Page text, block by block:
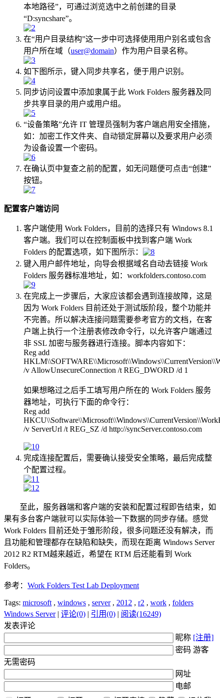
本地路径”，可通过浏览选中之前创建的目录
“D:syncshare”。
在“用户目录结构”这一步中可选择使用用户别名或包含
用户所在域（user@domain）作为用户目录名称。
如下图所示，键入同步共享名，便于用户识别。
同步访问设置中添加隶属于此 Work Folders 服务器及同
步共享目录的用户或用户组。
“设备策略”允许 IT 管理员强制为客户端启用安全措施，
如：加密工作文件夹、自动锁定屏幕以及要求用户必须
为设备设置一个密码。
在确认页中复查之前的配置，如无问题便可点击“创建”
按钮。
配置客户端访问
客户端使用 Work Folders，目前的选择只有 Windows 8.1
客户端。我们可以在控制面板中找到客户端 Work
Folders 的配置选项，如下图所示：
键入用户邮件地址，向导会根据域名自动去链接 Work
Folders 服务器标准地址，如：workfolders.contoso.com
在完成上一步骤后，大家应该都会遇到连接故障，这是
因为 Work Folders 目前还处于测试版阶段，整个功能并
不完善。所以解决连接问题需要参考官方的文档，在客
户端上执行一个注册表修改命令行，以允许客户端通过
非 SSL 加密与服务器进行连接。脚本内容如下：
Reg add
/v AllowUnsecureConnection /t REG_DWORD /d 1
如果想略过之后手工填写用户所在的 Work Folders 服务
器地址，可执行下面的命令行：
Reg add
/v ServerUrl /t REG_SZ /d http://syncServer.contoso.com
完成连接配置后，需要确认接受安全策略，最后完成整
个配置过程。
至此，服务器端和客户端的安装和配置过程即告结束，如
果有多台客户端就可以实际体验一下数据的同步存储。感觉
Work Folders 目前还处于雏形阶段，很多问题还没有解决，而
且功能和管理都存在缺陷和缺失，而现在距离 Windows Server
2012 R2 RTM越来越近，希望在 RTM 后还能看到 Work
Folders。
参考： Work Folders Test Lab Deployment
Tags: microsoft, windows , server, 2012 , r2 , work , folders
Windows Server| 评论(0) | 引用(0) | 阅读(16249)
发表评论
昵称 [注册]
密码 游客
无需密码
网址
电邮